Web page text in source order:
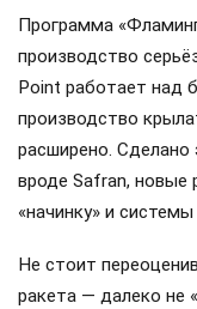
Программа
производство
Point работает над
производство
расширено. Сделано
вроде Safran, новые
«начинку» и
Не стоит
ракета — далеко не